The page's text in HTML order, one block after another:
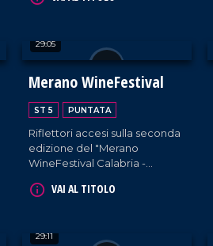
29:05
Merano WineFestival
ST 5 PUNTATA
Riflettori accesi sulla seconda
edizione del "Merano
WineFestival Calabria -
produttori food, centinaia di
estera.
VAI AL TITOLO
29:11